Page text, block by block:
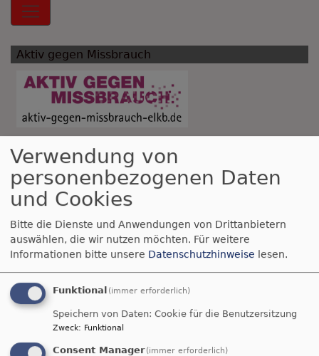
Hauptnavigation
Aktiv gegen Missbrauch
Breadcrumb
Startseite Friedenssynode der EKD
Friedenssynode der
EKD
Bildrechte EKD
Unter dem Titel
der Gerechtigkeit und
Verwendung von
personenbezogenen Daten
und Cookies
Bitte die Dienste und Anwendungen von Drittanbietern
auswählen, die wir nutzen möchten. Für weitere
Informationen bitte unsere Datenschutzhinweise lesen.
Funktional (immer erforderlich)
Speichern von Daten: Cookie für die Benutzersitzung
Zweck: Funktional
Consent Manager (immer erforderlich)